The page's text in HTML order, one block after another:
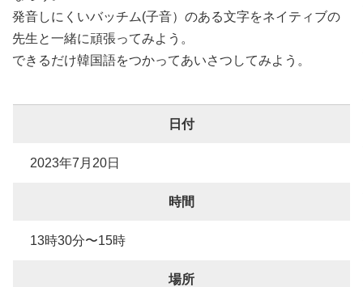
発音しにくいバッチム(子音）のある文字をネイティブの
先生と一緒に頑張ってみよう。
できるだけ韓国語をつかってあいさつしてみよう。
日付
2023年7月20日
時間
13時30分〜15時
場所